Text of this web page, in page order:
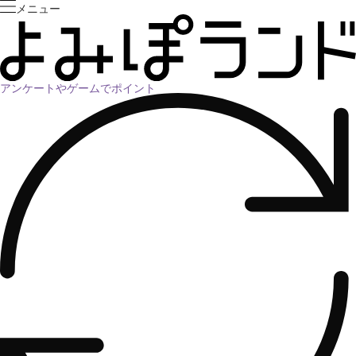
メニュー
アンケートやゲームでポイント